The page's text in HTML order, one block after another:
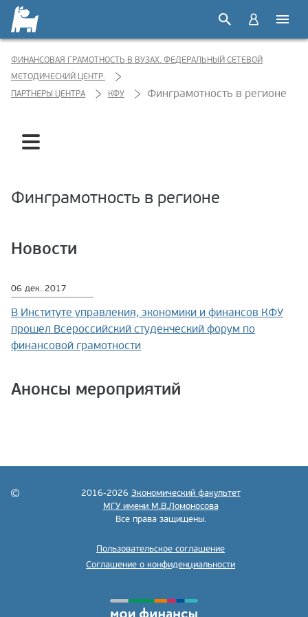
ФИНАНСОВАЯ ГРАМОТНОСТЬ В ВУЗАХ. ФЕДЕРАЛЬНЫЙ СЕТЕВОЙ
МЕТОДИЧЕСКИЙ ЦЕНТР.
ПАРТНЕРЫ ЦЕНТРА
КФУ Финграмотность в регионе
События проекта
Финграмотность в регионе
Новости
06 дек. 2017
В Институте управления, экономики и финансов КФУ
прошел Всероссийский студенческий форум по
финансовой грамотности
Анонсы мероприятий
2016-2026 Экономический факультет
МГУ имени М.В.Ломоносова
Все права защищены.
Пользовательское соглашение
Соглашение о конфиденциальности